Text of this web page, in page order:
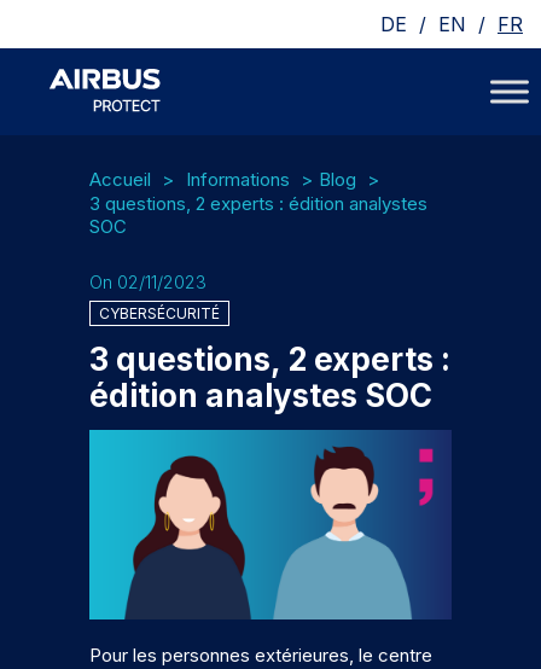
DE / EN / FR
Accueil Informations
Blog
3 questions, 2 experts : édition analystes
SOC
On 02/11/2023
CYBERSÉCURITÉ
3 questions, 2 experts :
édition analystes SOC
Pour les personnes extérieures, le centre